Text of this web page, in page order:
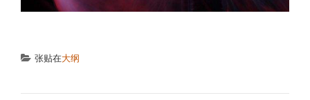
张贴在大纲